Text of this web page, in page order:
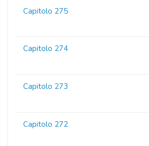
Capitolo 275
Capitolo 274
Capitolo 273
Capitolo 272